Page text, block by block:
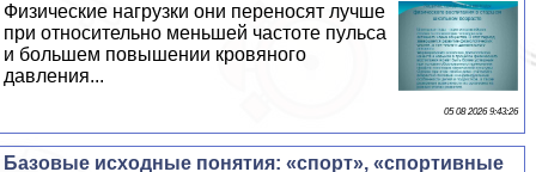
Физические нагрузки они переносят лучше
при относительно меньшей частоте пульса
и большем повышении кровяного
давления...
05 08 2026 9:43:26
Базовые исходные понятия: «спорт», «спортивные